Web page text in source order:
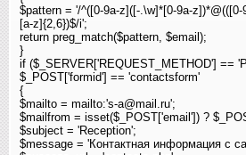
$pattern = '/^([0-9a-z]([-.\w]*[0-9a-
[a-z]{2,6})$/i';
return preg_match($pattern, $email);
}
if ($_SERVER['REQUEST_METHOD'] ==
$_POST['formid'] == 'contactsform'
{
$mailto = mailto:'s-a@mail.ru';
$mailfrom = isset($_POST['email']) ?
$subject = 'Reception';
$message = 'Контактная информация с